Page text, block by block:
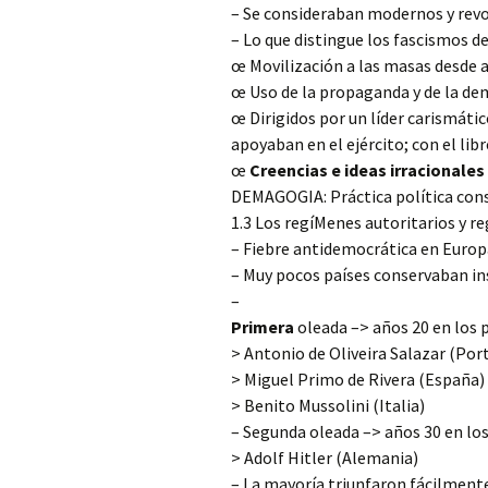
– Se consideraban modernos y
– Lo que distingue los fascismos
œ Movilización a las masas
œ Uso de la propaganda y de la
œ Dirigidos por un líder
apoyaban en el ejército; con el
œ Creencias e ideas irracionales
DEMAGOGIA: Práctica política
1.3 Los regíMenes autoritarios y
– Fiebre antidemocrática en
– Muy pocos países conservaban
–
Primera oleada –> años 20 en los
> Antonio de Oliveira Salazar
> Miguel Primo de Rivera (España)
> Benito Mussolini (Italia)
– Segunda oleada –> años 30 en
> Adolf Hitler (Alemania)
– La mayoría triunfaron